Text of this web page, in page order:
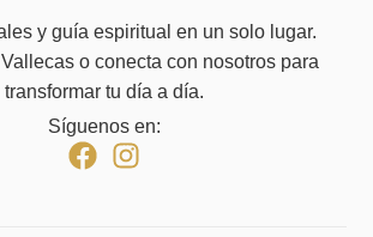
y guía espiritual en un solo lugar.
o conecta con nosotros para
transformar tu día a día.
Síguenos en: